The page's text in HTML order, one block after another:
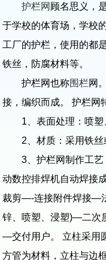
护栏网 顾名思义，
于学校的体育场，学校
工厂的护栏，使用的都
铁丝，防腐材料等。
护栏网也称围栏网
接，编织而成。 护栏网
1、表面处理：喷塑
2、材质：采用铁丝
3、护栏网制作工艺
动数控排焊机自动焊接
裁剪—-连接附件焊接—
锌、喷塑、浸塑)—二次
—交付用户。 立柱采用
方管为材料，立柱与边